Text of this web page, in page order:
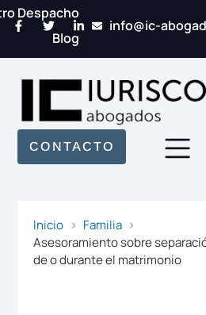
Despacho
Blog
info@ic-
CONTACTO
Inicio
Familia
Asesoramiento sobre
de o durante el matrimonio